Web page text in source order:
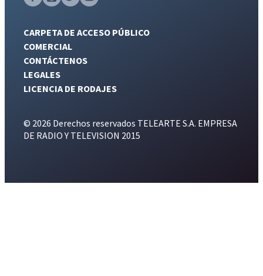
CARPETA DE ACCESO PÚBLICO
COMERCIAL
CONTÁCTENOS
LEGALES
LICENCIA DE RODAJES
© 2026 Derechos reservados TELEARTE S.A. EMPRESA
DE RADIO Y TELEVISION 2015